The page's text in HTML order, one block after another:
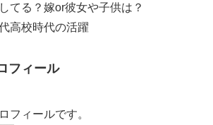
てる？嫁or彼女や子供は？
高校時代の活躍
フィール
フィールです。